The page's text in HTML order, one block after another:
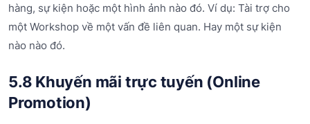
hàng, sự kiện hoặc một hình ảnh nào đó. Ví dụ: Tài trợ cho
một Workshop về một vấn đề liên quan. Hay một sự kiện
nào nào đó.
5.8 Khuyến mãi trực tuyến (Online
Promotion)